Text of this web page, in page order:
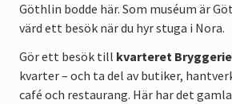
Göthlin bodde här. Som muséum är
värd ett besök när du hyr stuga i Nora.
Gör ett besök till kvarteret
kvarter – och ta del av butiker,
café och restaurang. Här har det